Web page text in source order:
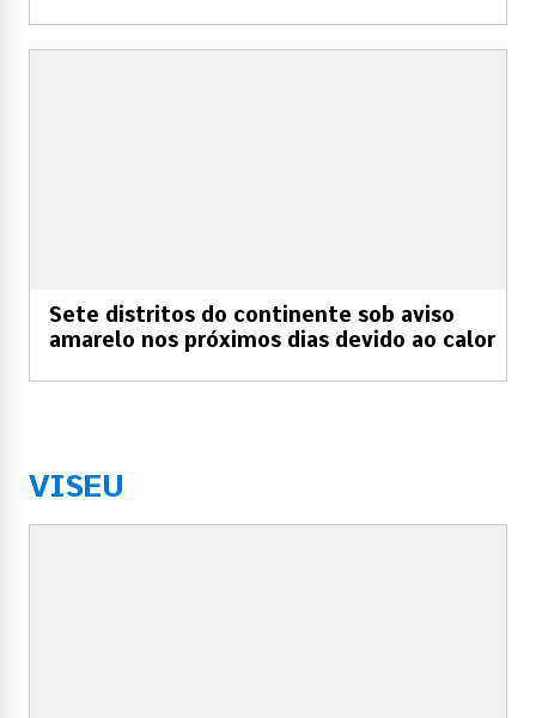
Sete distritos do continente sob aviso
amarelo nos próximos dias devido ao calor
VISEU